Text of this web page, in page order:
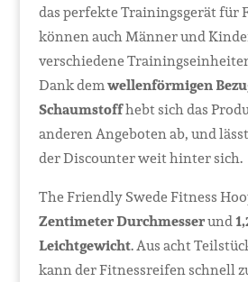
das perfekte Trainingsgerät für
können auch Männer und
verschiedene
Dank demwellenförmigen
Schaumstoffhebt sich das
anderen Angeboten ab, und
der Discounter weit hinter sich.
The Friendly Swede Fitness
Zentimeter Durchmesserund
Leichtgewicht. Aus acht
kann der Fitnessreifen schnell